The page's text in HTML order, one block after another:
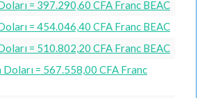
= 397.290,60 CFA Franc BEAC
= 454.046,40 CFA Franc BEAC
= 510.802,20 CFA Franc BEAC
= 567.558,00 CFA Franc